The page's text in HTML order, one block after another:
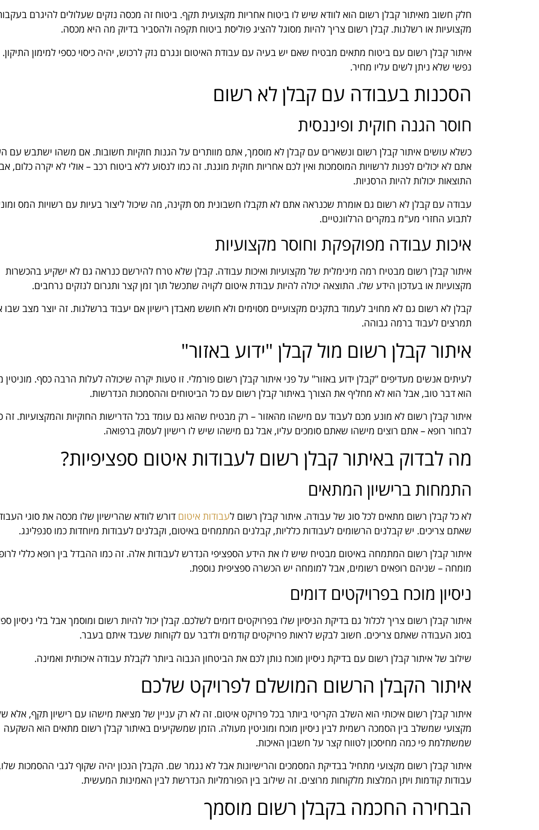
חלק חשוב מאיתור קבלן רשום הוא לוודא שיש לו ביטוח אחריות מקצועית תקף. ביטוח זה מכסה נזקים שעלולים להיגרם
מקצועיות או רשלנות. קבלן רשום צריך להיות מסוגל להציג פוליסת ביטוח תקפה ולהסביר בדיוק מה היא מכסה.
איתור קבלן רשום עם ביטוח מתאים מבטיח שאם יש בעיה עם עבודת האיטום ונגרם נזק לרכוש, יהיה כיסוי כספי למימון
נפשי שלא ניתן לשים עליו מחיר.
הסכנות בעבודה עם קבלן לא רשום
חוסר הגנה חוקית ופיננסית
כשלא עושים איתור קבלן רשום ונשארים עם קבלן לא מוסמך, אתם מוותרים על הגנות חוקיות חשובות. אם משהו ישתבש עם
אתם לא יכולים לפנות לרשויות המוסמכות ואין לכם אחריות חוקית מוגנת. זה כמו לנסוע ללא ביטוח רכב – אולי לא יקרה כלום,
התוצאות יכולות להיות הרסניות.
עבודה עם קבלן לא רשום גם אומרת שכנראה אתם לא תקבלו חשבונית מס תקינה, מה שיכול ליצור בעיות עם רשויות המס
לתבוע החזרי מע"מ במקרים הרלוונטיים.
איכות עבודה מפוקפקת וחוסר מקצועיות
איתור קבלן רשום מבטיח רמה מינימלית של מקצועיות ואיכות עבודה. קבלן שלא טרח להירשם כנראה גם לא ישקיע בהכשרות
מקצועיות או בעדכון הידע שלו. התוצאה יכולה להיות עבודת איטום לקויה שתכשל תוך זמן קצר ותגרום לנזקים נרחבים.
קבלן לא רשום גם לא מחויב לעמוד בתקנים מקצועיים מסוימים ולא חושש מאבדן רישיון אם יעבוד ברשלנות. זה יוצר מצב שבו
תמרצים לעבוד ברמה גבוהה.
איתור קבלן רשום מול קבלן "ידוע באזור"
לעיתים אנשים מעדיפים "קבלן ידוע באזור" על פני איתור קבלן רשום פורמלי. זו טעות יקרה שיכולה לעלות הרבה כסף. מוניטין
הוא דבר טוב, אבל הוא לא מחליף את הצורך באיתור קבלן רשום עם כל הביטוחים וההסמכות הנדרשות.
איתור קבלן רשום לא מונע מכם לעבוד עם מישהו מהאזור – רק מבטיח שהוא גם עומד בכל הדרישות החוקיות והמקצועיות. זה
לבחור רופא – אתם רוצים מישהו שאתם סומכים עליו, אבל גם מישהו שיש לו רישיון לעסוק ברפואה.
מה לבדוק באיתור קבלן רשום לעבודות איטום ספציפיות?
התמחות ברישיון המתאים
לא כל קבלן רשום מתאים לכל סוג של עבודה. איתור קבלן רשום לעבודות איטום דורש לוודא שהרישיון שלו מכסה את סוגי
שאתם צריכים. יש קבלנים הרשומים לעבודות כלליות, קבלנים המתמחים באיטום, וקבלנים לעבודות מיוחדות כמו סנפלינג.
איתור קבלן רשום המתמחה באיטום מבטיח שיש לו את הידע הספציפי הנדרש לעבודות אלה. זה כמו ההבדל בין רופא כללי
מומחה – שניהם רופאים רשומים, אבל למומחה יש הכשרה ספציפית נוספת.
ניסיון מוכח בפרויקטים דומים
איתור קבלן רשום צריך לכלול גם בדיקת הניסיון שלו בפרויקטים דומים לשלכם. קבלן יכול להיות רשום ומוסמך אבל בלי ניסיון
בסוג העבודה שאתם צריכים. חשוב לבקש לראות פרויקטים קודמים ולדבר עם לקוחות שעבד איתם בעבר.
שילוב של איתור קבלן רשום עם בדיקת ניסיון מוכח נותן לכם את הביטחון הגבוה ביותר לקבלת עבודה איכותית ואמינה.
איתור הקבלן הרשום המושלם לפרויקט שלכם
איתור קבלן רשום איכותי הוא השלב הקריטי ביותר בכל פרויקט איטום. זה לא רק עניין של מציאת מישהו עם רישיון תקף, אלא
מקצועי שמשלב בין הסמכה רשמית לבין ניסיון מוכח ומוניטין מעולה. הזמן שמשקיעים באיתור קבלן רשום מתאים הוא השקעה
שמשתלמת פי כמה מחיסכון לטווח קצר על חשבון האיכות.
איתור קבלן רשום מקצועי מתחיל בבדיקת המסמכים והרישיונות אבל לא נגמר שם. הקבלן הנכון יהיה שקוף לגבי ההסמכות שלו,
עבודות קודמות ויתן המלצות מלקוחות מרוצים. זה שילוב בין הפורמליות הנדרשת לבין האמינות המעשית.
הבחירה החכמה בקבלן רשום מוסמך